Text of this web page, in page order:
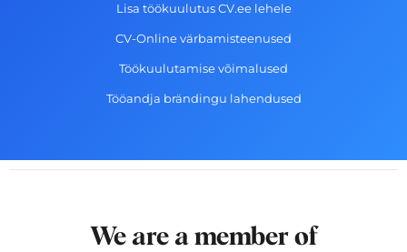
Lisa töökuulutus CV.ee lehele
CV-Online värbamisteenused
Töökuulutamise võimalused
Tööandja brändingu lahendused
We are a member of